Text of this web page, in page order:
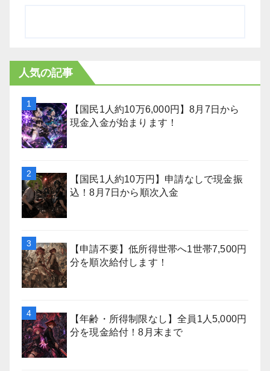
人気の記事
【国民1人約10万6,000円】8月7日から
現金入金が始まります！
【国民1人約10万円】申請なしで現金振
込！8月7日から順次入金
【申請不要】低所得世帯へ1世帯7,500円
分を順次給付します！
【年齢・所得制限なし】全員1人5,000円
分を現金給付！8月末まで